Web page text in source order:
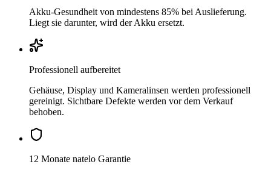
Akku-Gesundheit von mindestens 85% bei Auslieferung.
Liegt sie darunter, wird der Akku ersetzt.
Professionell aufbereitet
Gehäuse, Display und Kameralinsen werden professionell
gereinigt. Sichtbare Defekte werden vor dem Verkauf
behoben.
12 Monate natelo Garantie